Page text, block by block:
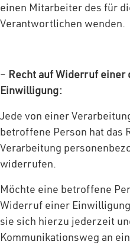
einen Mitarbeiter des für
Verantwortlichen wenden.
– Recht auf Widerruf
Einwilligung:
Jede von einer
betroffene Person hat das
Verarbeitung
widerrufen.
Möchte eine betroffene
Widerruf einer
sie sich hierzu jederzeit
Kommunikationsweg an